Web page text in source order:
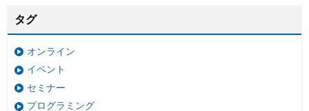
タグ
オンライン
イベント
セミナー
プログラミング